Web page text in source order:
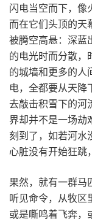
闪电当空而下，像
而在它们头顶的天
被腾空高悬：深蓝
的电光时而分散，
的城墙和更多的人
电，全都要从天降
去敲击积雪下的河
界却并不是一场劫
刻到了，如若河水
心脏没有开始狂跳
果然，就有一群马
听见命令，从牧区
或是嘶鸣着飞奔，